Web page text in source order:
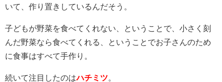
いて、作り置きしているんだそう。
子どもが野菜を食べてくれない、ということで、小さく刻
んだ野菜なら食べてくれる、ということでお子さんのため
に食事はすべて手作り。
続いて注目したのはハチミツ